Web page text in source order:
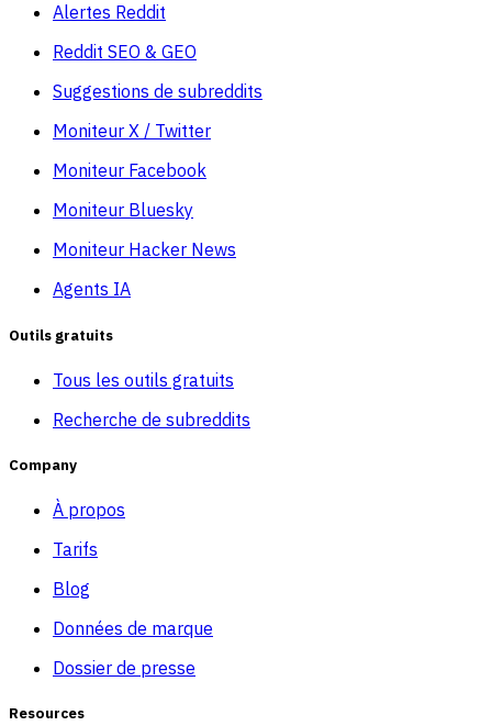
Alertes Reddit
Reddit SEO & GEO
Suggestions de subreddits
Moniteur X / Twitter
Moniteur Facebook
Moniteur Bluesky
Moniteur Hacker News
Agents IA
Outils gratuits
Tous les outils gratuits
Recherche de subreddits
Company
À propos
Tarifs
Blog
Données de marque
Dossier de presse
Resources